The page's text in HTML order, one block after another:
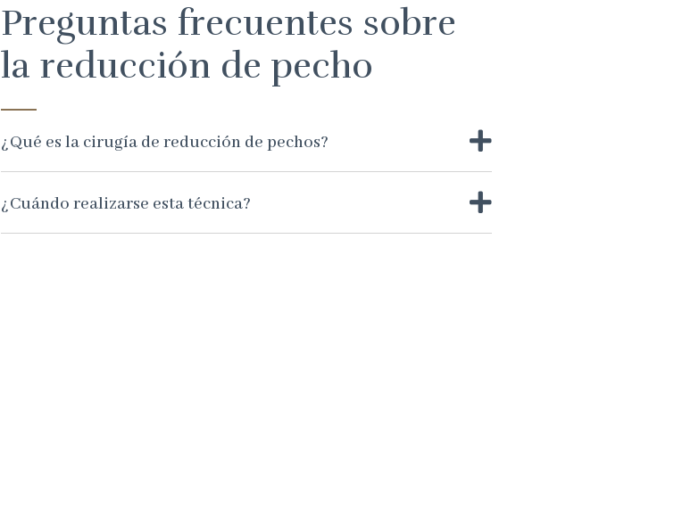
Preguntas frecuentes sobre
la reducción de pecho
¿Qué es la cirugía de reducción de pechos?
¿Cuándo realizarse esta técnica?